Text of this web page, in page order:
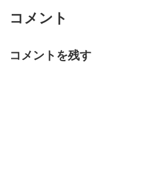
コメント
コメントを残す